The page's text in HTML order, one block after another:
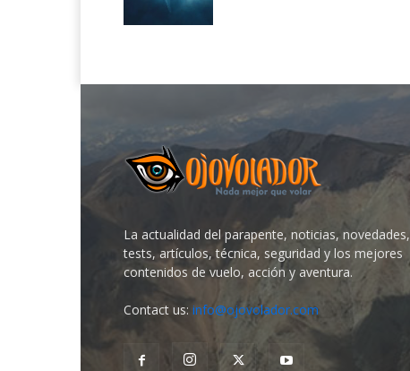
La actualidad del parapente, noticias, novedades,
tests, artículos, técnica, seguridad y los mejores
contenidos de vuelo, acción y aventura.
Contact us: info@ojovolador.com